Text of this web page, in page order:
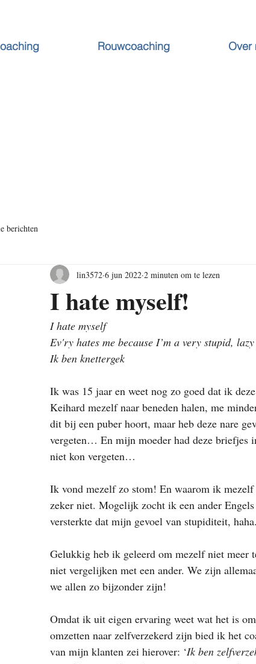
Rouwcoaching Over
berichten
I hate myself!
lin3572 6 jun 2022 2 minuten om te lezen
I hate myself
Ev'ry hates me because I’m a very stupid,
Ik ben knettergek
Ik was 15 jaar en weet nog zo goed dat ik
Keihard mezelf naar beneden halen, me
dit bij een puber hoort, maar heb deze nare
vergeten… En mijn moeder had deze briefjes
niet kon vergeten…
Ik vond mezelf zo stom! En waarom ik mezelf
zeker niet. Mogelijk zocht ik een ander
versterkte dat mijn gevoel van stupiditeit,
Gelukkig heb ik geleerd om mezelf niet meer
niet vergelijken met een ander. We zijn
we allen zo bijzonder zijn!
Omdat ik uit eigen ervaring weet wat het is
omzetten naar zelfverzekerd zijn bied ik het
van mijn klanten zei hierover: ‘Ik ben